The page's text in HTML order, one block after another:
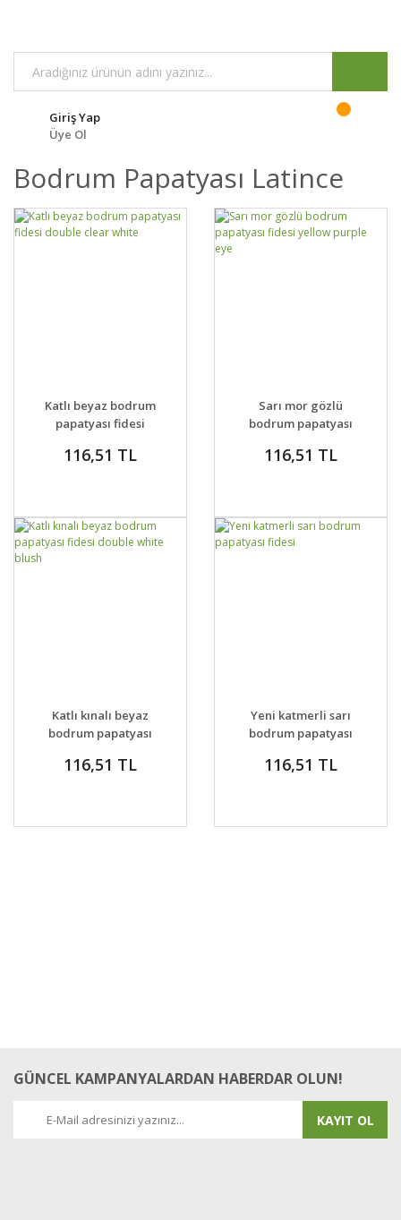
Giriş Yap
Üye Ol
Bodrum Papatyası Latince
DETAYLAR
VER
Katlı beyaz bodrum
papatyası fidesi
116,51 TL
DETAYLAR
VER
Sarı mor gözlü
bodrum papatyası
eye
116,51 TL
DETAYLAR
VER
Katlı kınalı beyaz
bodrum papatyası
blush
116,51 TL
DETAYLAR
VER
Yeni katmerli sarı
bodrum papatyası
116,51 TL
GÜNCEL KAMPANYALARDAN HABERDAR OLUN!
KAYIT OL